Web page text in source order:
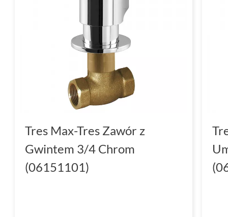
Tres Max-Tres Zawór z
Gwintem 3/4 Chrom
(06151101)